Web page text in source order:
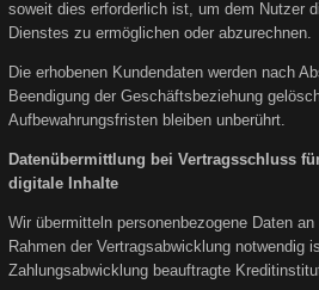
soweit dies erforderlich ist, um dem Nutzer
Dienstes zu ermöglichen oder abzurechnen.
Die erhobenen Kundendaten werden nach
Beendigung der Geschäftsbeziehung
Aufbewahrungsfristen bleiben unberührt.
Datenübermittlung bei Vertragsschluss
digitale Inhalte
Wir übermitteln personenbezogene Daten
Rahmen der Vertragsabwicklung notwendig
Zahlungsabwicklung beauftragte